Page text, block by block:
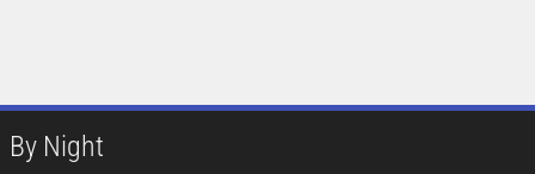
By Night